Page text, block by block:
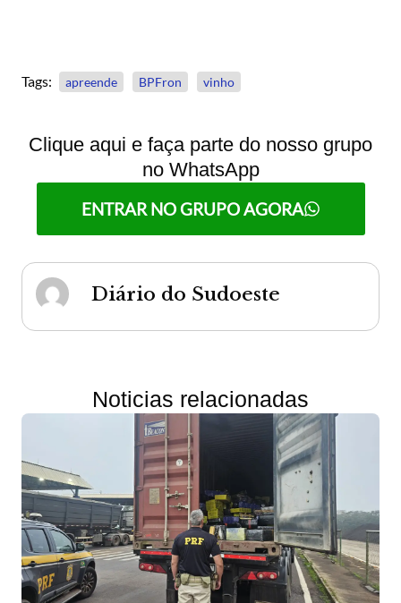
Tags: apreende BPFron vinho
Clique aqui e faça parte do nosso grupo
no WhatsApp
ENTRAR NO GRUPO AGORA
Diário do Sudoeste
Noticias relacionadas